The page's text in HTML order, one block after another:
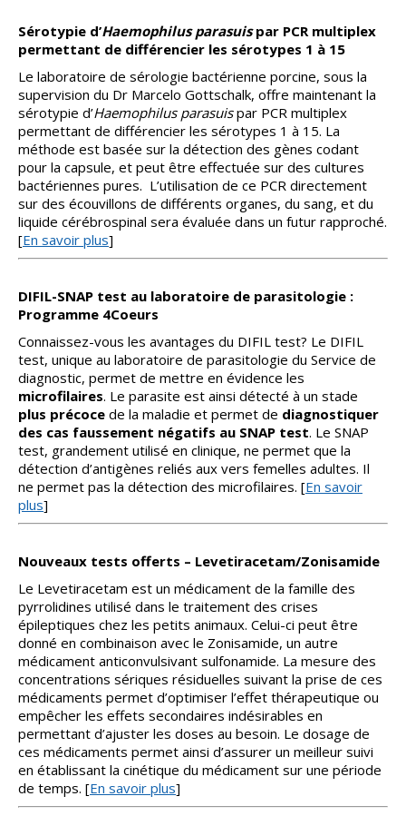
Sérotypie d’Haemophilus parasuispar PCR multiplex
permettant de différencier les sérotypes 1 à 15
Le laboratoire de sérologie bactérienne porcine, sous la
supervision du Dr Marcelo Gottschalk, offre maintenant la
sérotypie d’Haemophilus parasuispar PCR multiplex
permettant de différencier les sérotypes 1 à 15. La
méthode est basée sur la détection des gènes codant
pour la capsule, et peut être effectuée sur des cultures
bactériennes pures. L’utilisation de ce PCR directement
sur des écouvillons de différents organes, du sang, et du
liquide cérébrospinal sera évaluée dans un futur rapproché.
[En savoir plus]
DIFIL-SNAP test au laboratoire de parasitologie :
Programme 4Coeurs
Connaissez-vous les avantages du DIFIL test? Le DIFIL
test, unique au laboratoire de parasitologie du Service de
diagnostic, permet de mettre en évidence les
microfilaires. Le parasite est ainsi détecté à un stade
plus précoce de la maladie et permet de diagnostiquer
des cas faussement négatifs au SNAP test. Le SNAP
test, grandement utilisé en clinique, ne permet que la
détection d’antigènes reliés aux vers femelles adultes. Il
ne permet pas la détection des microfilaires. [En savoir
plus]
Nouveaux tests offerts – Levetiracetam/Zonisamide
Le Levetiracetam est un médicament de la famille des
pyrrolidines utilisé dans le traitement des crises
épileptiques chez les petits animaux. Celui-ci peut être
donné en combinaison avec le Zonisamide, un autre
médicament anticonvulsivant sulfonamide. La mesure des
concentrations sériques résiduelles suivant la prise de ces
médicaments permet d’optimiser l’effet thérapeutique ou
empêcher les effets secondaires indésirables en
permettant d’ajuster les doses au besoin. Le dosage de
ces médicaments permet ainsi d’assurer un meilleur suivi
en établissant la cinétique du médicament sur une période
de temps. [En savoir plus]